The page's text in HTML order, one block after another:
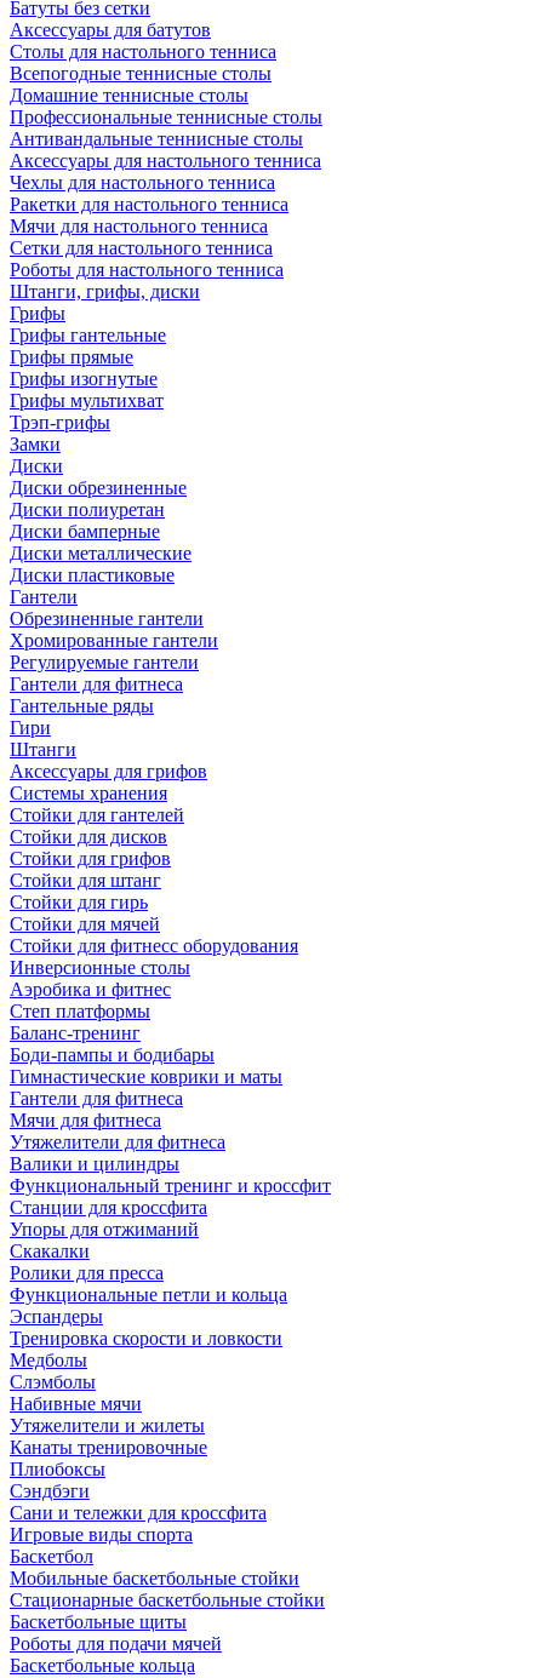
Батуты без сетки
Аксессуары для батутов
Столы для настольного тенниса
Всепогодные теннисные столы
Домашние теннисные столы
Профессиональные теннисные столы
Антивандальные теннисные столы
Аксессуары для настольного тенниса
Чехлы для настольного тенниса
Ракетки для настольного тенниса
Мячи для настольного тенниса
Сетки для настольного тенниса
Роботы для настольного тенниса
Штанги, грифы, диски
Грифы
Грифы гантельные
Грифы прямые
Грифы изогнутые
Грифы мультихват
Трэп-грифы
Замки
Диски
Диски обрезиненные
Диски полиуретан
Диски бамперные
Диски металлические
Диски пластиковые
Гантели
Обрезиненные гантели
Хромированные гантели
Регулируемые гантели
Гантели для фитнеса
Гантельные ряды
Гири
Штанги
Аксессуары для грифов
Системы хранения
Стойки для гантелей
Стойки для дисков
Стойки для грифов
Стойки для штанг
Стойки для гирь
Стойки для мячей
Стойки для фитнесс оборудования
Инверсионные столы
Аэробика и фитнес
Степ платформы
Баланс-тренинг
Боди-пампы и бодибары
Гимнастические коврики и маты
Гантели для фитнеса
Мячи для фитнеса
Утяжелители для фитнеса
Валики и цилиндры
Функциональный тренинг и кроссфит
Станции для кроссфита
Упоры для отжиманий
Скакалки
Ролики для пресса
Функциональные петли и кольца
Эспандеры
Тренировка скорости и ловкости
Медболы
Слэмболы
Набивные мячи
Утяжелители и жилеты
Канаты тренировочные
Плиобоксы
Сэндбэги
Сани и тележки для кроссфита
Игровые виды спорта
Баскетбол
Мобильные баскетбольные стойки
Стационарные баскетбольные стойки
Баскетбольные щиты
Роботы для подачи мячей
Баскетбольные кольца